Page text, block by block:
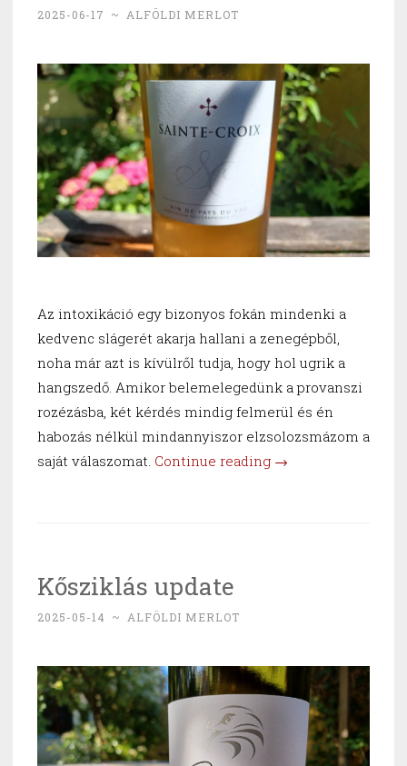
2025-06-17 ~ ALFÖLDI MERLOT
Az intoxikáció egy bizonyos fokán mindenki a
kedvenc slágerét akarja hallani a zenegépből,
noha már azt is kívülről tudja, hogy hol ugrik a
hangszedő. Amikor belemelegedünk a provanszi
rozézásba, két kérdés mindig felmerül és én
habozás nélkül mindannyiszor elzsolozsmázom a
saját válaszomat. Continue reading “Provence
→
Kősziklás update
2025-05-14 ~ ALFÖLDI MERLOT